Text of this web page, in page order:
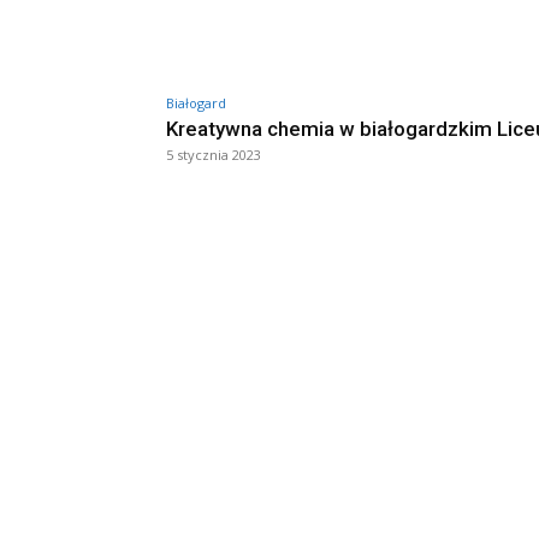
Białogard
Kreatywna chemia w białogardzkim
5 stycznia 2023